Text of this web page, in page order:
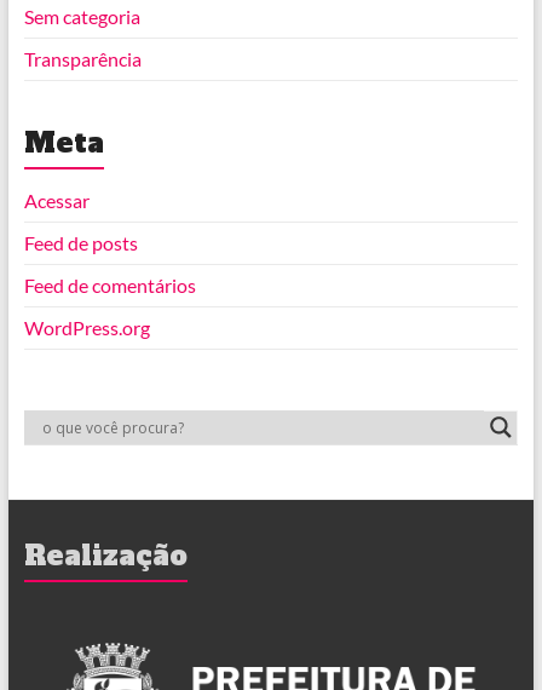
Sem categoria
Transparência
Meta
Acessar
Feed de posts
Feed de comentários
WordPress.org
Realização